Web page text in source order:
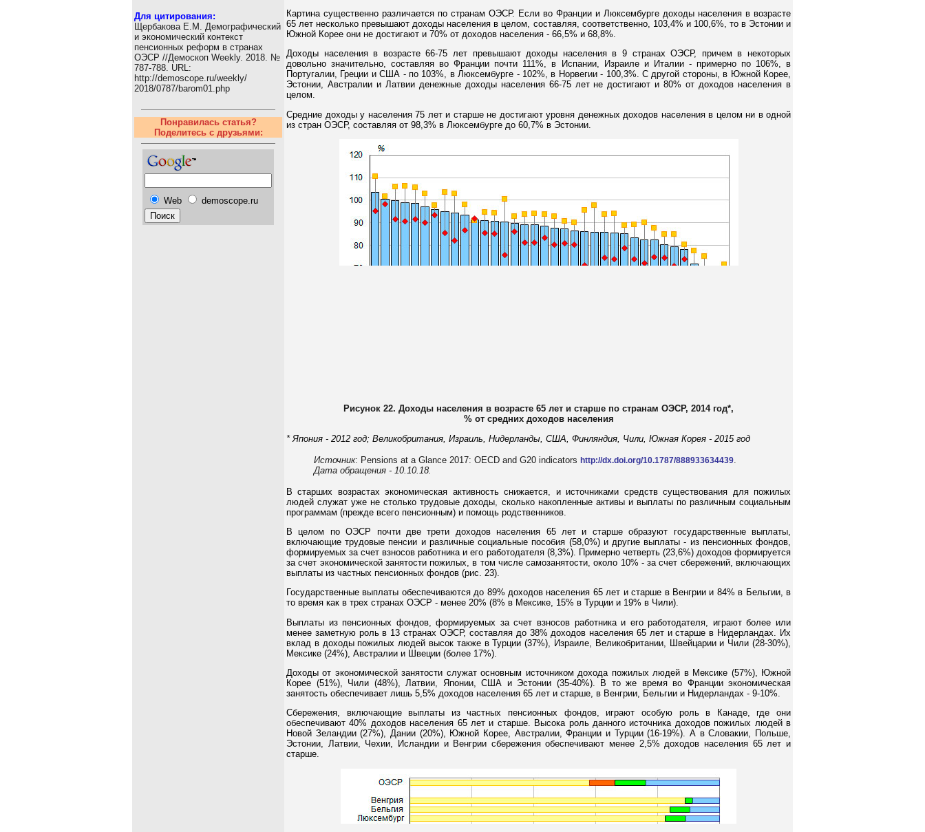
Для цитирования:
Щербакова Е.М. Демографический
и экономический контекст
пенсионных реформ в странах
ОЭСР //Демоскоп Weekly. 2018. №
787-788. URL:
http://demoscope.ru/weekly/
2018/0787/barom01.php
Понравилась статья?
Поделитесь с друзьями:
Web demoscope.ru
Картина существенно различается по странам ОЭСР. Если во Франции и Люксембурге доходы населения в возрасте
65 лет несколько превышают доходы населения в целом, составляя, соответственно, 103,4% и 100,6%, то в Эстонии и
Южной Корее они не достигают и 70% от доходов населения - 66,5% и 68,8%.
Доходы населения в возрасте 66-75 лет превышают доходы населения в 9 странах ОЭСР, причем в некоторых
довольно значительно, составляя во Франции почти 111%, в Испании, Израиле и Италии - примерно по 106%, в
Португалии, Греции и США - по 103%, в Люксембурге - 102%, в Норвегии - 100,3%. С другой стороны, в Южной Корее,
Эстонии, Австралии и Латвии денежные доходы населения 66-75 лет не достигают и 80% от доходов населения в
целом.
Средние доходы у населения 75 лет и старше не достигают уровня денежных доходов населения в целом ни в одной
из стран ОЭСР, составляя от 98,3% в Люксембурге до 60,7% в Эстонии.
Рисунок 22. Доходы населения в возрасте 65 лет и старше по странам ОЭСР, 2014 год*,
% от средних доходов населения
* Япония - 2012 год; Великобритания, Израиль, Нидерланды, США, Финляндия, Чили, Южная Корея - 2015 год
Источник: Pensions at a Glance 2017: OECD and G20 indicators http://dx.doi.org/10.1787/888933634439
Дата обращения - 10.10.18.
В старших возрастах экономическая активность снижается, и источниками средств существования для пожилых
людей служат уже не столько трудовые доходы, сколько накопленные активы и выплаты по различным социальным
программам (прежде всего пенсионным) и помощь родственников.
В целом по ОЭСР почти две трети доходов населения 65 лет и старше образуют государственные выплаты,
включающие трудовые пенсии и различные социальные пособия (58,0%) и другие выплаты - из пенсионных фондов,
формируемых за счет взносов работника и его работодателя (8,3%). Примерно четверть (23,6%) доходов формируется
за счет экономической занятости пожилых, в том числе самозанятости, около 10% - за счет сбережений, включающих
выплаты из частных пенсионных фондов (рис. 23).
Государственные выплаты обеспечиваются до 89% доходов населения 65 лет и старше в Венгрии и 84% в Бельгии, в
то время как в трех странах ОЭСР - менее 20% (8% в Мексике, 15% в Турции и 19% в Чили).
Выплаты из пенсионных фондов, формируемых за счет взносов работника и его работодателя, играют более или
менее заметную роль в 13 странах ОЭСР, составляя до 38% доходов населения 65 лет и старше в Нидерландах. Их
вклад в доходы пожилых людей высок также в Турции (37%), Израиле, Великобритании, Швейцарии и Чили (28-30%),
Мексике (24%), Австралии и Швеции (более 17%).
Доходы от экономической занятости служат основным источником дохода пожилых людей в Мексике (57%), Южной
Корее (51%), Чили (48%), Латвии, Японии, США и Эстонии (35-40%). В то же время во Франции экономическая
занятость обеспечивает лишь 5,5% доходов населения 65 лет и старше, в Венгрии, Бельгии и Нидерландах - 9-10%.
Сбережения, включающие выплаты из частных пенсионных фондов, играют особую роль в Канаде, где они
обеспечивают 40% доходов населения 65 лет и старше. Высока роль данного источника доходов пожилых людей в
Новой Зеландии (27%), Дании (20%), Южной Корее, Австралии, Франции и Турции (16-19%). А в Словакии, Польше,
Эстонии, Латвии, Чехии, Исландии и Венгрии сбережения обеспечивают менее 2,5% доходов населения 65 лет и
старше.